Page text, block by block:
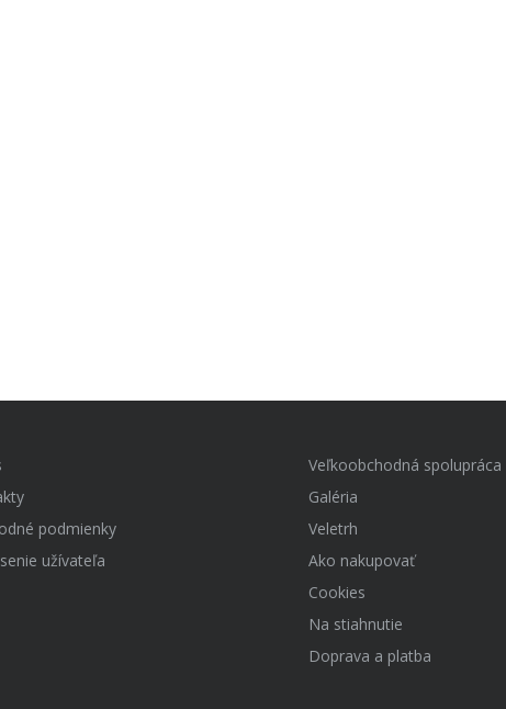
podmienky
užívateľa
Veľkoobchodná spolupráca
Galéria
Veletrh
Ako nakupovať
Cookies
Na stiahnutie
Doprava a platba